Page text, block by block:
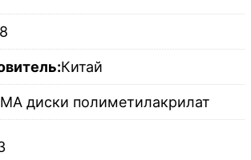
Китай
диски полиметилакрилат